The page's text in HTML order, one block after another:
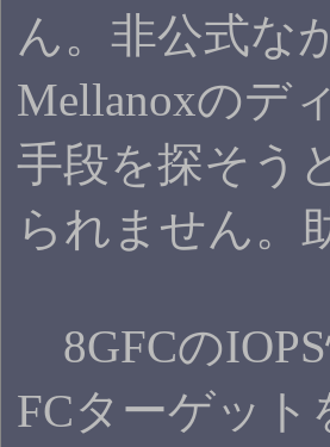
ん。非公式な
Mellanoxのデ
手段を探そう
られません。
8GFCの
FCターゲッ